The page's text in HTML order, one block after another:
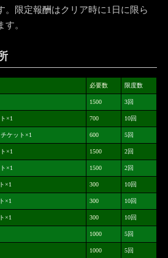
。限定報酬はクリア時に1日に限ら
。
必要数 限度数
1500 3回
×1 700 10回
ケット×1 600 5回
×1 1500 2回
×1 1500 2回
×1 300 10回
×1 300 10回
×1 300 10回
1000 5回
1000 5回